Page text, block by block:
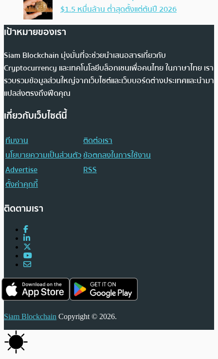
$1.5 หมื่นล้าน ต่ำสุดตั้งแต่ต้นปี 2026
เป้าหมายของเรา
Siam Blockchain มุ่งมั่นที่จะช่วยนำเสนอสารเกี่ยวกับ
Cryptocurrency และเทคโนโลยีบล็อกเชนเพื่อคนไทย ในภาษาไทย เรา
รวบรวมข้อมูลส่วนใหญ่จากเว็บไซต์และเว็บบอร์ดต่างประเทศและนำมา
แปลส่งตรงถึงฟีดคุณ
เกี่ยวกับเว็บไซต์นี้
ทีมงาน
ติดต่อเรา
นโยบายความเป็นส่วนตัวข้อตกลงในการใช้งาน
Advertise
RSS
ตั้งค่าคุกกี้
ติดตามเรา
Siam Blockchain Copyright © 2026.